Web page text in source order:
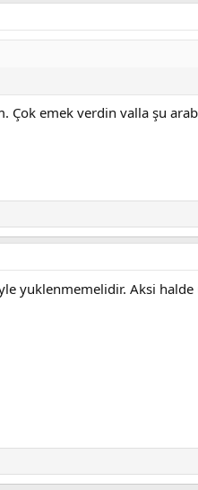
Çok emek verdin valla şu
yuklenmemelidir. Aksi